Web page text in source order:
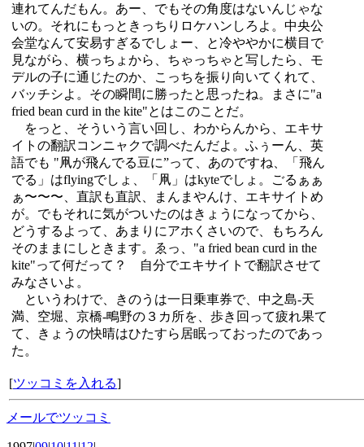
連れてんだもん。あー、でもその角度はないんじゃな
いの。それにもっときっちりロケハンしろよ。中央公
会堂なんて安易すぎるでしょー、と冷ややかに横目で
見ながら、横っちょから、ちゃっちゃと写したら、モ
デルの子に通じたのか、こっちを振り向いてくれて、
バッチシよ。その瞬間に勝ったと思ったね。まさに"a
fried bean curd in the kite"とはこのことだ。
をっと、そういう言い回し、わからんから、エキサ
イトの翻訳コンニャクで調べたんだよ。ふぅーん、英
語でも "凧が飛んでる豆に”って、あのですね、「飛ん
でる」はflyingでしょ、「凧」はkyteでしょ。ごるぁぁ
ぁ〜〜〜、直訳も直訳、まんまやんけ、エキサイトめ
が。でもそれに気がついたのはきょうになってから、
どうするよって、あまりにアホくさいので、もちろん
そのままにしときます。ゑっ、"a fried bean curd in the
kite"って何だって？ 自分でエキサイトで翻訳させて
みなさいよ。
というわけで、きのうは一日乗車券で、中之島-天
満、空堀、京橋-鴫野の３カ所を、歩き回って疲れ果て
て、きょうの快晴はひたすら居眠っておったのであっ
た。
[ツッコミを入れる]
メールでツッコミ